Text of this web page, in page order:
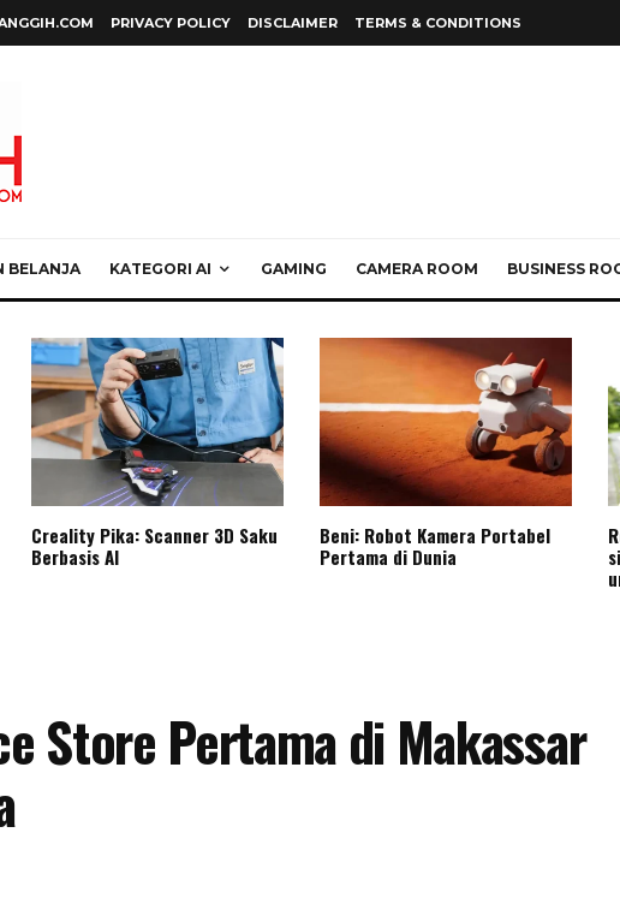
PRIVACY POLICY DISCLAIMER TERMS & CONDITIONS
BELANJA KATEGORI AI GAMING CAMERA ROOM BUSINESS
Creality Pika: Scanner 3D Saku
Berbasis AI
Beni: Robot Kamera Portabel
Pertama di Dunia
Store Pertama di Makassar